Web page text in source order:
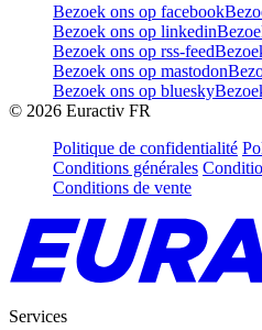
Bezoek ons op facebook
Bezoek ons op linkedin
Bezoek ons op rss-feed
Bezoek ons op mastodon
Bezoek ons op bluesky
© 2026 Euractiv FR
Politique de confidentialité
Conditions générales
Conditions de vente
Services